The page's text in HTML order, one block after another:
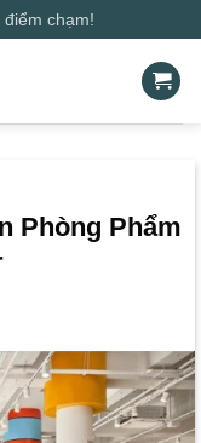
chạm!
Phòng Phẩm